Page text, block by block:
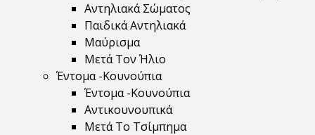
Αντηλιακά Σώματος
Παιδικά Αντηλιακά
Μαύρισμα
Mετά Τον Ήλιο
Έντομα -Κουνούπια
Έντομα -Κουνούπια
Αντικουνουπικά
Μετά Το Τσίμπημα